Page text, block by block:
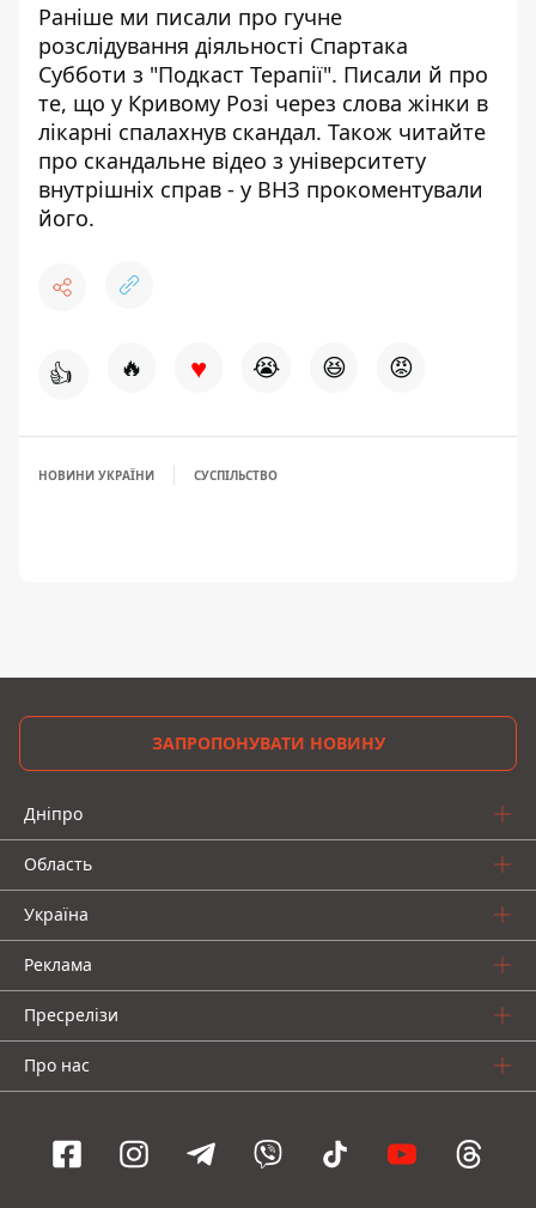
Раніше ми писали про гучне
розслідування діяльності Спартака
Субботи з "Подкаст Терапії". Писали й про
те, що у Кривому Розі через слова жінки в
лікарні спалахнув скандал. Також читайте
про скандальне відео з університету
внутрішніх справ - у ВНЗ прокоментували
його.
👍 🔥 ♥ 😭 😆 😡
НОВИНИ УКРАЇНИ СУСПІЛЬСТВО
ЗАПРОПОНУВАТИ НОВИНУ
Дніпро
Область
Україна
Реклама
Пресрелізи
Про нас